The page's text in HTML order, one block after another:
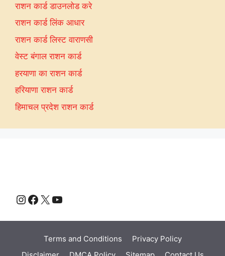
राशन कार्ड डाउनलोड करे
राशन कार्ड लिंक आधार
राशन कार्ड लिस्ट वाराणसी
वेस्ट बंगाल राशन कार्ड
हरयाणा का राशन कार्ड
हरियाणा राशन कार्ड
हिमाचल प्रदेश राशन कार्ड
Instagram
Facebook
X YouTube
Terms and Conditions
Privacy Policy